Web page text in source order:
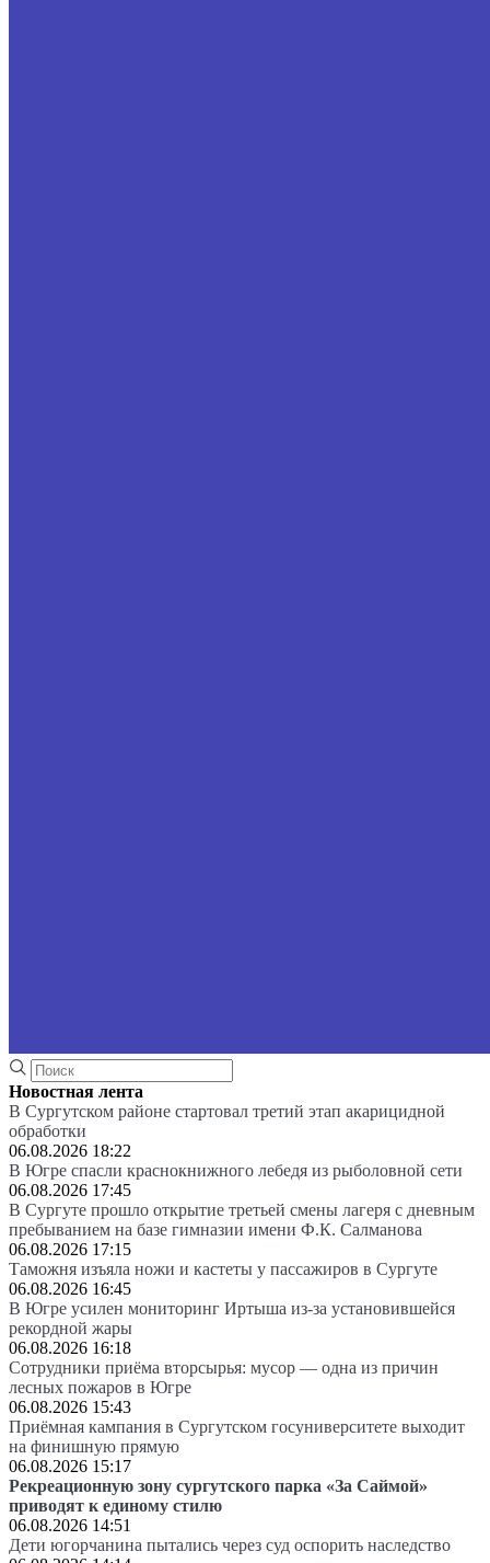
Новостная лента
В Сургутском районе стартовал третий этап акарицидной
обработки
06.08.2026 18:22
В Югре спасли краснокнижного лебедя из рыболовной сети
06.08.2026 17:45
В Сургуте прошло открытие третьей смены лагеря с дневным
пребыванием на базе гимназии имени Ф.К. Салманова
06.08.2026 17:15
Таможня изъяла ножи и кастеты у пассажиров в Сургуте
06.08.2026 16:45
В Югре усилен мониторинг Иртыша из-за установившейся
рекордной жары
06.08.2026 16:18
Сотрудники приёма вторсырья: мусор — одна из причин
лесных пожаров в Югре
06.08.2026 15:43
Приёмная кампания в Сургутском госуниверситете выходит
на финишную прямую
06.08.2026 15:17
Рекреационную зону сургутского парка «За Саймой»
приводят к единому стилю
06.08.2026 14:51
Дети югорчанина пытались через суд оспорить наследство